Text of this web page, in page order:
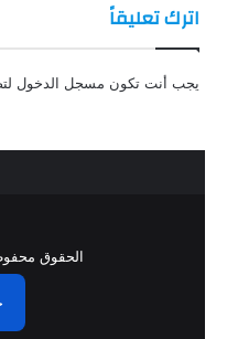
اترك تعليقاً
يجب أنت تكون مسجل الدخول
الحقوق